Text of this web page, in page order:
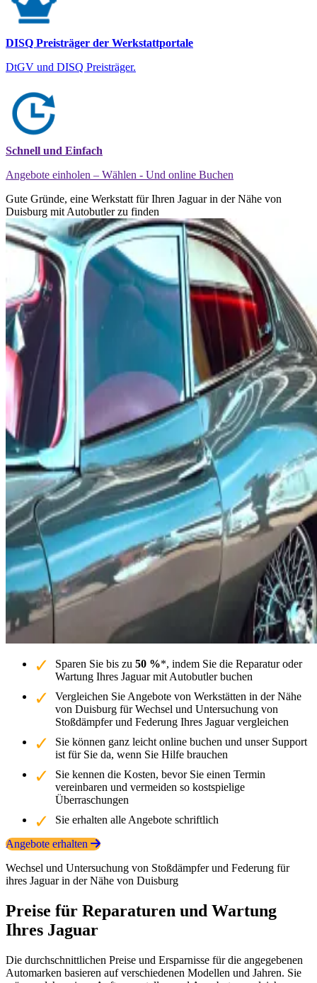
DISQ Preisträger der Werkstattportale
DtGV und DISQ Preisträger.
Schnell und Einfach
Angebote einholen – Wählen - Und online Buchen
Gute Gründe, eine Werkstatt für Ihren Jaguar in der Nähe von
Duisburg mit Autobutler zu finden
Sparen Sie bis zu 50 %*, indem Sie die Reparatur oder
Wartung Ihres Jaguar mit Autobutler buchen
Vergleichen Sie Angebote von Werkstätten in der Nähe
von Duisburg für Wechsel und Untersuchung von
Stoßdämpfer und Federung Ihres Jaguar vergleichen
Sie können ganz leicht online buchen und unser Support
ist für Sie da, wenn Sie Hilfe brauchen
Sie kennen die Kosten, bevor Sie einen Termin
vereinbaren und vermeiden so kostspielige
Überraschungen
Sie erhalten alle Angebote schriftlich
Angebote erhalten
Wechsel und Untersuchung von Stoßdämpfer und Federung für
ihres Jaguar in der Nähe von Duisburg
Preise für Reparaturen und Wartung
Ihres Jaguar
Die durchschnittlichen Preise und Ersparnisse für die angegebenen
Automarken basieren auf verschiedenen Modellen und Jahren. Sie